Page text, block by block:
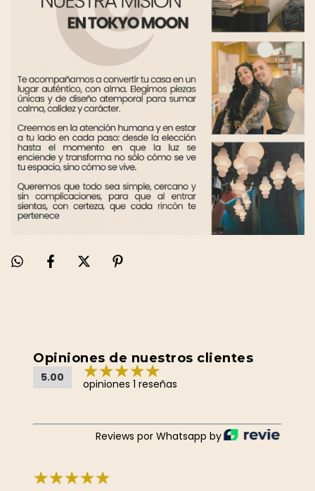
Opiniones de nuestros clientes
5.00 opiniones 1 reseñas
Reviews por Whatsapp by